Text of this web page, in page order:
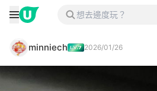
minniech 2026/01/26